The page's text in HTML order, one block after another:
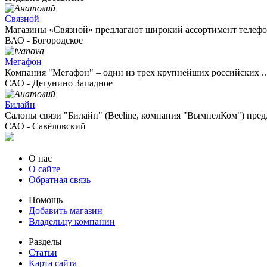
Связной
Магазины «Связной» предлагают широкий ассортимент
ВАО - Богородское
Мегафон
Компания "Мегафон" – один из трех крупнейших российских
САО - Дегунино Западное
Билайн
Салоны связи "Билайн" (Beeline, компания "ВымпелКом")
САО - Савёловский
О нас
О сайте
Обратная связь
Помощь
Добавить магазин
Владельцу компании
Разделы
Статьи
Карта сайта